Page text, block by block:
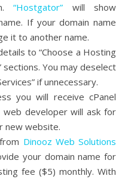
“Hostgator” will show
If your domain name
it to another name.
to “Choose a Hosting
sections. You may deselect
if unnecessary.
you will receive cPanel
developer will ask for
new website.
Dinooz Web Solutions
your domain name for
fee ($5) monthly. With